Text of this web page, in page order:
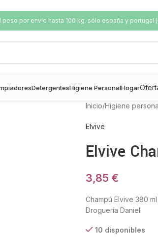
peso por envío hasta 100 kg. sólo españa y portugal
DetergentesHigiene PersonalHogar
Inicio/Higiene
Elvive
Elvive
3,85 €
Champú Elvive 380
Droguería Daniel.
10 disponibles